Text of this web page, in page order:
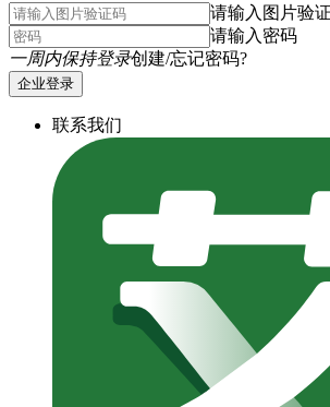
请输入图片验
请输入密码
一周内保持登录创建/忘记密码?
企业登录
联系我们